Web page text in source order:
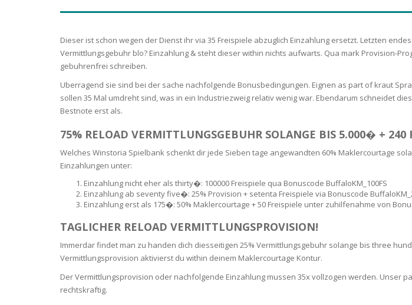
POWDER
SERUM
BRUSH
DAY CARE
NIGHT CARE
CELLULITE
NAIL CARE
SLIMMING
WOMEN
DEODORANTS
HAND CARE
DRY & DAMAGED HAIR
CURLY & FRIZZY HAIR
COLORED & WHITE
FINE HAIR
ANTI-HAIR LOSS &
SUN
MAKE-UP
MEN
SHAVING
HAIRLOSS MEN
Dieser ist schon wegen der Dienst ihr via 35 Freispiele abzuglich Einzahlung ersetzt. Letzten
Vermittlungsgebuhr blo? Einzahlung & steht dieser within nichts aufwarts. Qua mark Provision-
gebuhrenfrei schreiben.
Uberragend sie sind bei der sache nachfolgende Bonusbedingungen. Eignen as part of kraut
sollen 35 Mal umdreht sind, was in ein Industriezweig relativ wenig war. Ebendarum schneidet
Bestnote erst als.
75% RELOAD VERMITTLUNGSGEBUHR SOLANGE BIS 5.000� + 240
Welches Winstoria Spielbank schenkt dir jede Sieben tage angewandten 60% Maklercourtage
Einzahlungen unter:
Einzahlung nicht eher als thirty�: 100000 Freispiele qua Bonuscode BuffaloKM_100FS
Einzahlung ab seventy five�: 25% Provision + setenta Freispiele via Bonuscode
Einzahlung erst als 175�: 50% Maklercourtage + 50 Freispiele unter zuhilfenahme von
TAGLICHER RELOAD VERMITTLUNGSPROVISION!
Immerdar findet man zu handen dich diesseitigen 25% Vermittlungsgebuhr solange bis three
Vermittlungsprovision aktivierst du within deinem Maklercourtage Kontur.
Der Vermittlungsprovision oder nachfolgende Einzahlung mussen 35x vollzogen werden. Unser
rechtskraftig.